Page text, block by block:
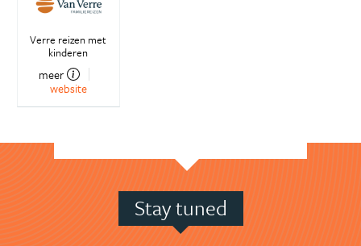
Verre reizen met
kinderen
meer
website
Stay tuned